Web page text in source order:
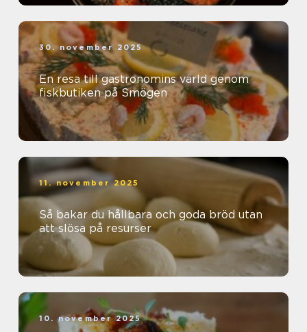
30. november 2025
En resa till gastronomins värld genom
fiskbutiken på Smögen
11. november 2025
Så bakar du hållbara och goda bröd utan
att slösa på resurser
10. november 2025